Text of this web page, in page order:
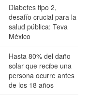
Diabetes tipo 2,
desafío crucial para la
salud pública: Teva
México
Hasta 80% del daño
solar que recibe una
persona ocurre antes
de los 18 años